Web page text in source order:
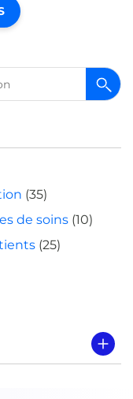
(35)
de soins (10)
(25)